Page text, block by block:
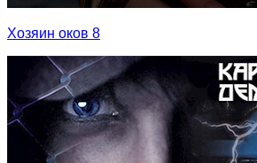
Хозяин оков 8